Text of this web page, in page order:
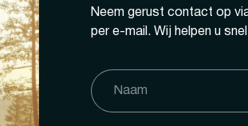
Neem gerust contact op
per e-mail. Wij helpen u